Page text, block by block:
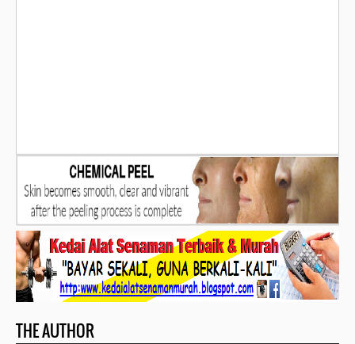
THE AUTHOR